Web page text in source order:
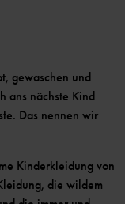
gewaschen und
ans nächste Kind
Das nennen wir
Kinderkleidung von
die wildem